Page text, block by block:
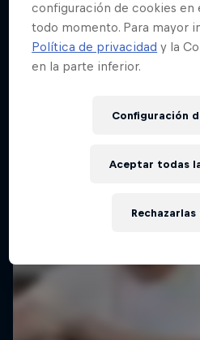
configuración de cookies en
todo momento. Para mayor
Política de privacidad y la
en la parte inferior.
Configuración
Aceptar todas